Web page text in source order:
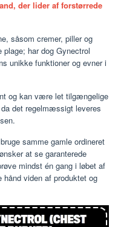
der lider af forstørrede
såsom cremer, piller og
har dog Gynectrol
unikke funktioner og evner i
og kan være let tilgængelige
det regelmæssigt leveres
samme gamle ordineret
at se garanterede
mindst én gang i løbet af
viden af produktet og